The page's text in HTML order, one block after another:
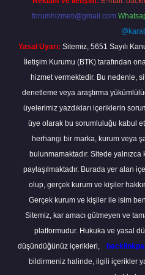
forumhizmeti@gmail.com
Yasal Uyarı: Sitemiz, 5651 Sayılı
İletişim Kurumu (BTK) tarafından
hizmet vermektedir. Bu nedenle,
denetleme veya araştırma
üyelerimiz yazdıkları içeriklerin
üye olarak bu sorumluluğu kabul
herhangi bir marka, kurum veya
bulunmamaktadır. Sitede yalnızca
paylaşılmaktadır. Burada yer alan
olup, gerçek kurum ve kişiler
Gerçek kurum ve kişiler ile isim
Sitemiz, kar amacı gütmeyen ve
platformudur. Hukuka ve yasal
düşündüğünüz içerikleri,
bildirmeniz halinde, ilgili içerikler